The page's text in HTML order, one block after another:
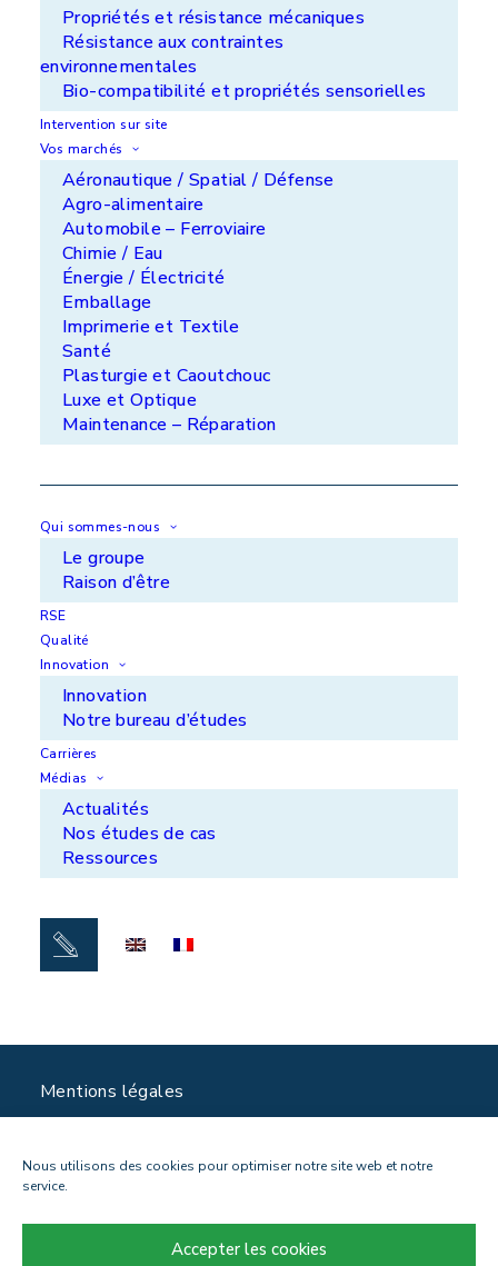
Nous utilisons des cookies pour optimiser notre site web et notre
service.
Accepter les cookies
Propriétés et résistance mécaniques
Résistance aux contraintes
environnementales
Bio-compatibilité et propriétés sensorielles
Intervention sur site
Vos marchés
Aéronautique / Spatial / Défense
Agro-alimentaire
Automobile – Ferroviaire
Chimie / Eau
Énergie / Électricité
Emballage
Imprimerie et Textile
Santé
Plasturgie et Caoutchouc
Luxe et Optique
Maintenance – Réparation
Qui sommes-nous
Le groupe
Raison d’être
RSE
Qualité
Innovation
Innovation
Notre bureau d’études
Carrières
Médias
Actualités
Nos études de cas
Ressources
Nous sommes impatients de voir nos
collaborateurs profiter de ces nouvelles
installations. La mobilité électrique est en marche,
et nous sommes fiers d’être à la pointe de cette
transformation.
APS Ile de France - ZI de Noisiel - 77186
Noisiel
+33 (0)1 60 37 50 00
APS Aquitaine - ZA du Luget - 33290 Le Pian
Medoc
+33 (0)5 56 70 24 14
METRASUR SAS - ZI de l'Aiguille - 46100
Figeac
28170 Maillebois
+33 (0)2 37 48 19 19
Vos marchés
Nos solutions
Innovation
Qui sommes-nous ?
Actualités
Mentions légales
Contact